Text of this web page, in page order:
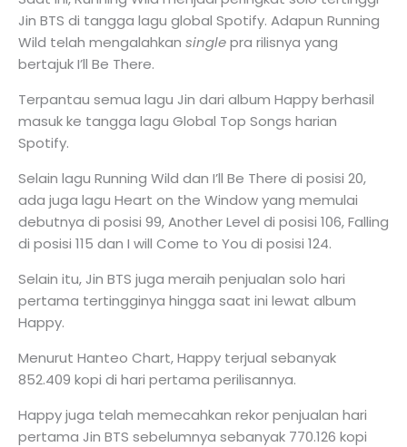
Jin BTS di tangga lagu global Spotify. Adapun Running
Wild telah mengalahkan singlepra rilisnya yang
bertajuk I’ll Be There.
Terpantau semua lagu Jin dari album Happy berhasil
masuk ke tangga lagu Global Top Songs harian
Spotify.
Selain lagu Running Wild dan I’ll Be There di posisi 20,
ada juga lagu Heart on the Window yang memulai
debutnya di posisi 99, Another Level di posisi 106, Falling
di posisi 115 dan I will Come to You di posisi 124.
Selain itu, Jin BTS juga meraih penjualan solo hari
pertama tertingginya hingga saat ini lewat album
Happy.
Menurut Hanteo Chart, Happy terjual sebanyak
852.409 kopi di hari pertama perilisannya.
Happy juga telah memecahkan rekor penjualan hari
pertama Jin BTS sebelumnya sebanyak 770.126 kopi